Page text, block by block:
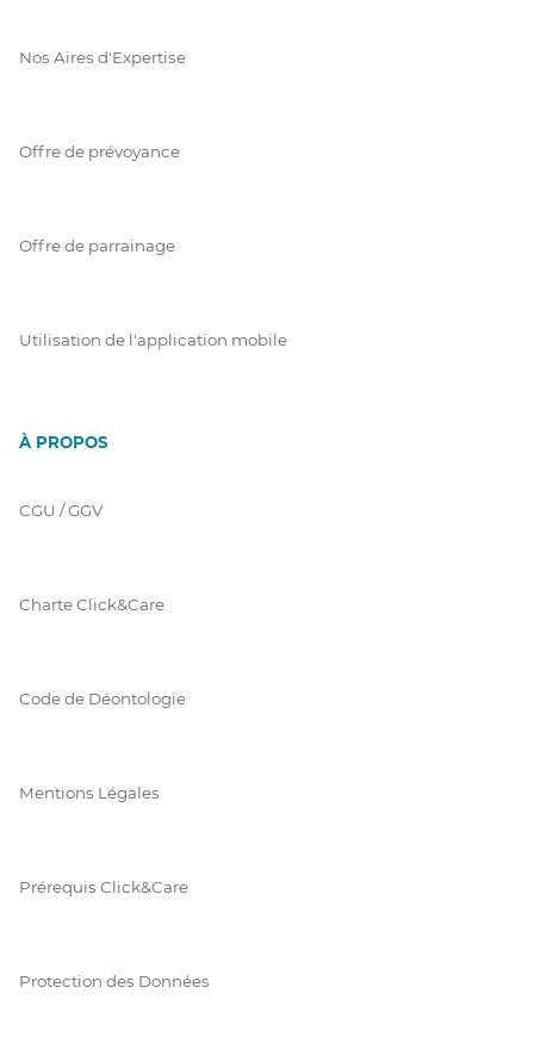
Nos Aires d'Expertise
Offre de prévoyance
Offre de parrainage
Utilisation de l'application mobile
À PROPOS
CGU / GGV
Charte Click&Care
Code de Déontologie
Mentions Légales
Prérequis Click&Care
Protection des Données